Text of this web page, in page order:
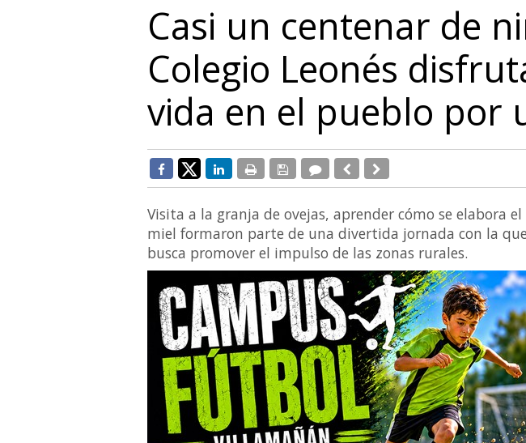
Casi un centenar de
Colegio Leonés
vida en el pueblo por
Visita a la granja de ovejas, aprender cómo se elabora el
miel formaron parte de una divertida jornada con la
busca promover el impulso de las zonas rurales.